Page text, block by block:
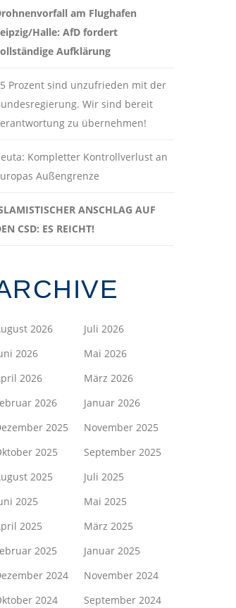
am Flughafen
Halle: AfD fordert
Aufklärung
Prozent sind unzufrieden mit der
Wir sind bereit
zu übernehmen!
Kompletter Kontrollverlust an
Außengrenze
ANSCHLAG AUF
CSD: ES REICHT!
2026
Juli 2026
2026
Mai 2026
2026
März 2026
2026
Januar 2026
2025
November 2025
2025
September 2025
2025
Juli 2025
2025
Mai 2025
2025
März 2025
2025
Januar 2025
2024
November 2024
2024
September 2024